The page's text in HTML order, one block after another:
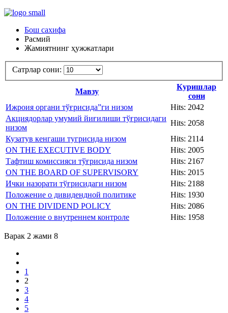
Бош сахифа
Расмий
Жамиятнинг ҳужжатлари
Сатрлар сони:
Мавзу
Куришлар
сони
Ижроия органи тўғрисида”ги низом
Hits: 2042
Акциядорлар умумий йиғилиши тўғрисидаги
низом
Hits: 2058
Кузатув кенгаши тугрисида низом
Hits: 2114
ON THE EXECUTIVE BODY
Hits: 2005
Тафтиш комиссияси тўғрисида низом
Hits: 2167
ON THE BOARD OF SUPERVISORY
Hits: 2015
Ички назорати тўғрисидаги низом
Hits: 2188
Положение о дивидендной политике
Hits: 1930
ON THE DIVIDEND POLICY
Hits: 2086
Положение о внутреннем контроле
Hits: 1958
Варак 2 жами 8
1
2
3
4
5